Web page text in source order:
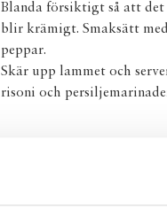
Blanda försiktigt så att det
blir krämigt. Smaksätt
peppar.
Skär upp lammet och
risoni och